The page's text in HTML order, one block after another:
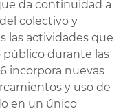
da continuidad a
colectivo y
las actividades que
público durante las
incorpora nuevas
y uso de
en un único